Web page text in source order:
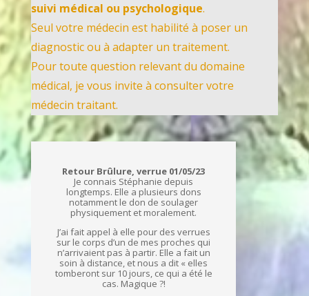
suivi médical ou psychologique.
Seul votre médecin est habilité à poser un
diagnostic ou à adapter un traitement.
Pour toute question relevant du domaine
médical, je vous invite à consulter votre
médecin traitant.
Retour Brûlure, verrue 01/05/23
Je connais Stéphanie depuis
longtemps. Elle a plusieurs dons
notamment le don de soulager
physiquement et moralement.
J’ai fait appel à elle pour des verrues
sur le corps d’un de mes proches qui
n’arrivaient pas à partir. Elle a fait un
soin à distance, et nous a dit « elles
tomberont sur 10 jours, ce qui a été le
cas. Magique ?!